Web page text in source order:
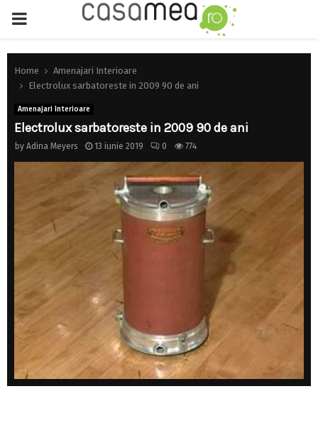
PRIMARY
MENU
Home
Amenajari Interioare
Electrolux sarbatoreste in 2009 90 de ani
Amenajari Interioare
Electrolux sarbatoreste in 2009 90 de ani
by Adina Meyers 13 iunie 2019 0 774